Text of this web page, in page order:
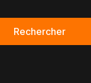
Rechercher